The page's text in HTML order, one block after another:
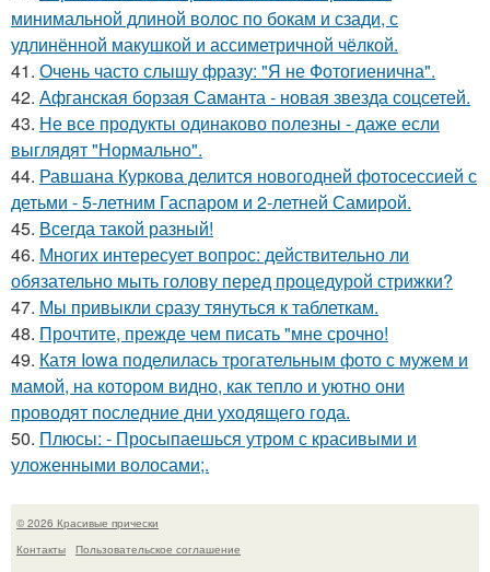
минимальной длиной волос по бокам и сзади, с
удлинённой макушкой и ассиметричной чёлкой.
41. Очень часто слышу фразу: "Я не Фотогиенична".
42. Афганская борзая Саманта - новая звезда соцсетей.
43. Не все продукты одинаково полезны - даже если
выглядят "Нормально".
44. Равшана Куркова делится новогодней фотосессией с
детьми - 5-летним Гаспаром и 2-летней Самирой.
45. Всегда такой разный!
46. Многих интересует вопрос: действительно ли
обязательно мыть голову перед процедурой стрижки?
47. Мы привыкли сразу тянуться к таблеткам.
48. Прочтите, прежде чем писать "мне срочно!
49. Катя Iowa поделилась трогательным фото с мужем и
мамой, на котором видно, как тепло и уютно они
проводят последние дни уходящего года.
50. Плюсы: - Просыпаешься утром с красивыми и
уложенными волосами;.
© 2026 Красивые прически
Контакты
Пользовательское соглашение